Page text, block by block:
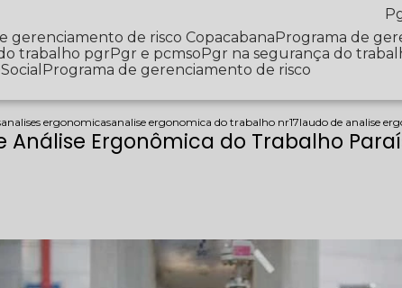
gerenciamento de risco Copacabana
Programa de
trabalho pgr
Pgr e pcmso Pgr na segurança do
Programa de gerenciamento de risco
analises ergonomicasanalise ergonomica do trabalho nr17laudo de analise
Análise Ergonômica do Trabalho